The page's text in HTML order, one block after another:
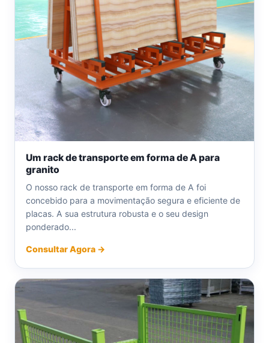
Um rack de transporte em forma de A para
granito
O nosso rack de transporte em forma de A foi
concebido para a movimentação segura e eficiente de
placas. A sua estrutura robusta e o seu design
ponderado...
Consultar Agora →